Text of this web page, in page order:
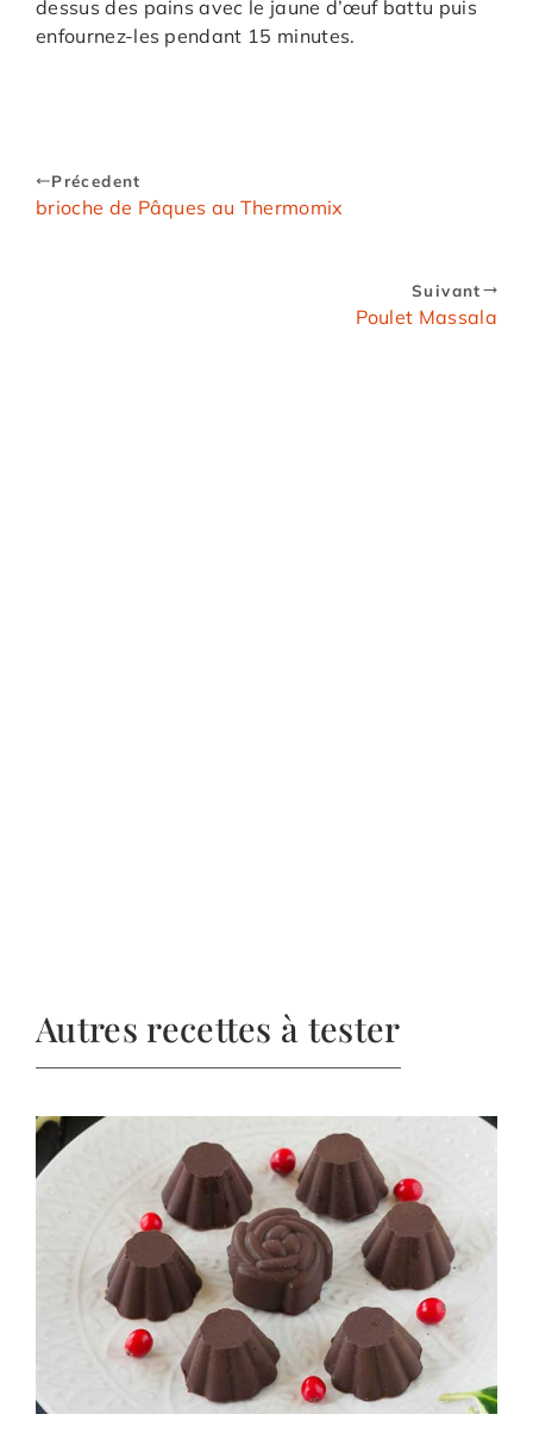
dessus des pains avec le jaune d’œuf battu puis
enfournez-les pendant 15 minutes.
Précedent
brioche de Pâques au Thermomix
Suivant
Poulet Massala
Autres recettes à tester